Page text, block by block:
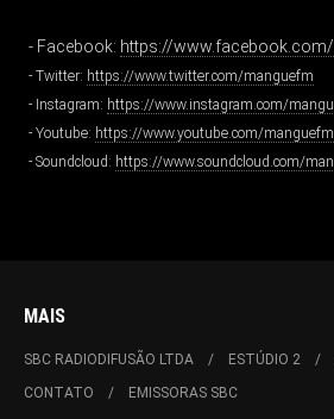
- Facebook: https://
- Twitter: https://www.twitter.com/manguefm
- Instagram: https://www.instagram.com/
- Youtube: https://www.youtube.com/manguefm
- Soundcloud: https://www.soundcloud.com/
MAIS
SBC RADIODIFUSÃO LTDA ESTÚDIO 2
CONTATO
EMISSORAS SBC